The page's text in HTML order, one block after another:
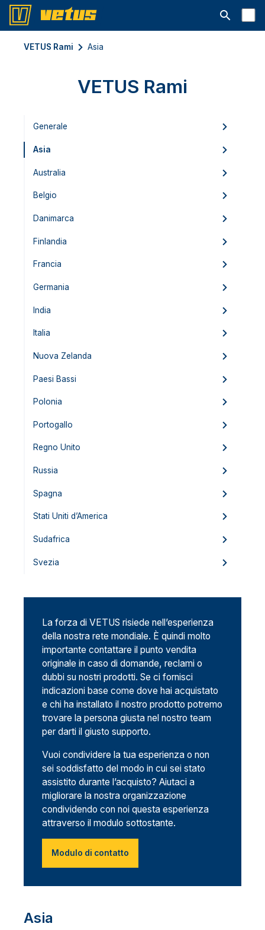
Aprire la
VETUS Rami Asia
VETUS Rami
Generale
Asia
Australia
Belgio
Danimarca
Finlandia
Francia
Germania
India
Italia
Nuova Zelanda
Paesi Bassi
Polonia
Portogallo
Regno Unito
Russia
Spagna
Stati Uniti d’America
Sudafrica
Svezia
La forza di VETUS risiede nell’esperienza
della nostra rete mondiale. È quindi molto
importante contattare il punto vendita
originale in caso di domande, reclami o
dubbi su nostri prodotti. Se ci fornisci
indicazioni base come dove hai acquistato
e chi ha installato il nostro prodotto potremo
trovare la persona giusta nel nostro team
per darti il giusto supporto.
Vuoi condividere la tua esperienza o non
sei soddisfatto del modo in cui sei stato
assistito durante l’acquisto? Aiutaci a
migliorare la nostra organizzazione
condividendo con noi questa esperienza
attraverso il modulo sottostante.
Modulo di contatto
Asia